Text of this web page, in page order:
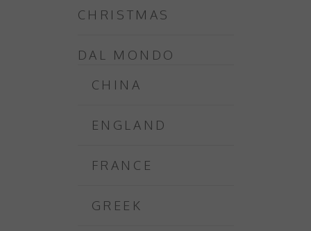
CHRISTMAS
DAL MONDO
CHINA
ENGLAND
FRANCE
GREEK